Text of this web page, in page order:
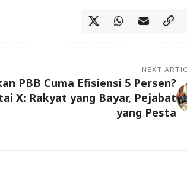
NEXT
PBB Cuma Efisiensi 5 Persen?
X: Rakyat yang Bayar, Pejabat
yang Pesta